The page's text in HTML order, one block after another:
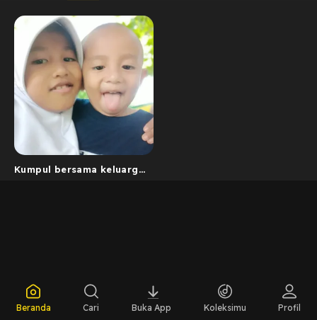
Kumpul bersama keluarga
Beranda Cari Buka App Koleksimu Profil